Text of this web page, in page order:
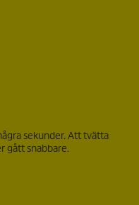
sekunder. Att tvätta
gått snabbare.